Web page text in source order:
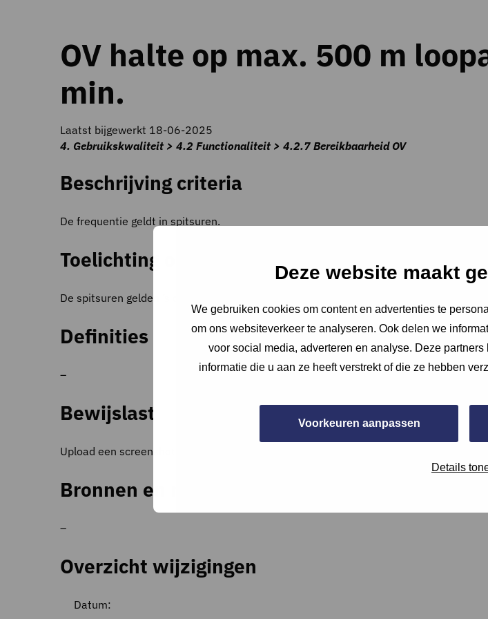
Deze website maakt
We gebruiken cookies om content en advertenties te
om ons websiteverkeer te analyseren. Ook delen we
voor social media, adverteren en analyse. Deze
informatie die u aan ze heeft verstrekt of die ze hebben
Voorkeuren aanpassen
Details
OV halte op max. 500 m
min.
Laatst bijgewerkt 18-06-2025
4. Gebruikskwaliteit > 4.2 Functionaliteit > 4.2.7 Bereikbaarheid OV
Beschrijving criteria
De frequentie geldt in spitsuren.
Toelichting op criteria
De spitsuren gelden ’s ochtends van 06.30 – 09.00 uur en ’s avonds van 16.00 –
Definities
–
Bewijslast
Upload een screenshot van de frequentie van de dichtstbijzijnde OV-halte en van de
Bronnen en referenties
–
Overzicht wijzigingen
Datum: